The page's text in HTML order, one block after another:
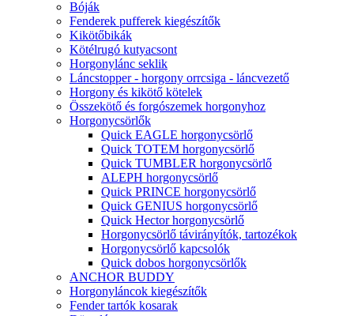
Bóják
Fenderek pufferek kiegészítők
Kikötőbikák
Kötélrugó kutyacsont
Horgonylánc seklik
Láncstopper - horgony orrcsiga - láncvezető
Horgony és kikötő kötelek
Összekötő és forgószemek horgonyhoz
Horgonycsörlők
Quick EAGLE horgonycsörlő
Quick TOTEM horgonycsörlő
Quick TUMBLER horgonycsörlő
ALEPH horgonycsörlő
Quick PRINCE horgonycsörlő
Quick GENIUS horgonycsörlő
Quick Hector horgonycsörlő
Horgonycsörlő távirányítók, tartozékok
Horgonycsörlő kapcsolók
Quick dobos horgonycsörlők
ANCHOR BUDDY
Horgonyláncok kiegészítők
Fender tartók kosarak